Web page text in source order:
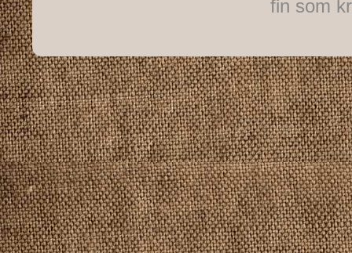
fin som